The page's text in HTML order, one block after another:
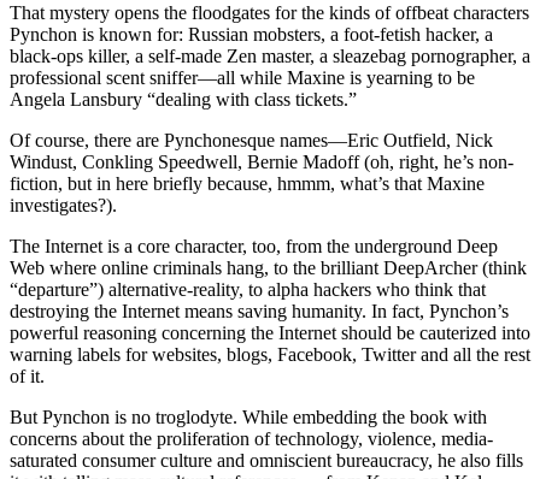
That mystery opens the floodgates for the kinds of offbeat characters
Pynchon is known for: Russian mobsters, a foot-fetish hacker, a
black-ops killer, a self-made Zen master, a sleazebag pornographer, a
professional scent sniffer—all while Maxine is yearning to be
Angela Lansbury “dealing with class tickets.”
Of course, there are Pynchonesque names—Eric Outfield, Nick
Windust, Conkling Speedwell, Bernie Madoff (oh, right, he’s non-
fiction, but in here briefly because, hmmm, what’s that Maxine
investigates?).
The Internet is a core character, too, from the underground Deep
Web where online criminals hang, to the brilliant DeepArcher (think
“departure”) alternative-reality, to alpha hackers who think that
destroying the Internet means saving humanity. In fact, Pynchon’s
powerful reasoning concerning the Internet should be cauterized into
warning labels for websites, blogs, Facebook, Twitter and all the rest
of it.
But Pynchon is no troglodyte. While embedding the book with
concerns about the proliferation of technology, violence, media-
saturated consumer culture and omniscient bureaucracy, he also fills